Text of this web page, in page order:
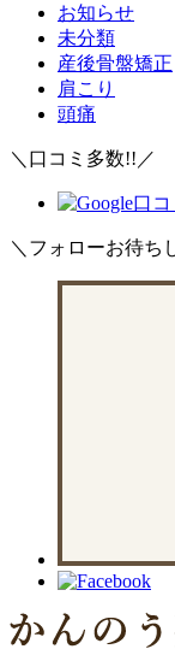
お知らせ
未分類
産後骨盤矯正
肩こり
頭痛
＼口コミ多数!!／
＼フォローお待ち